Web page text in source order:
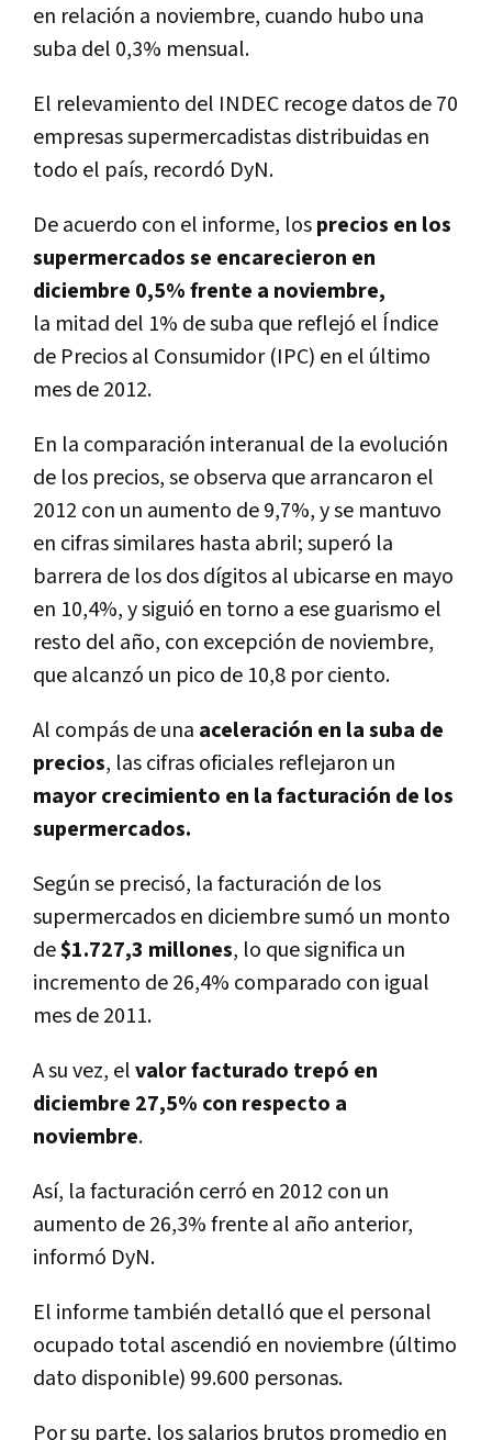
en relación a noviembre, cuando hubo una
suba del 0,3% mensual.
El relevamiento del INDEC recoge datos de 70
empresas supermercadistas distribuidas en
todo el país, recordó DyN.
De acuerdo con el informe, losprecios en los
supermercados se encarecieron en
diciembre 0,5% frente a noviembre,
la mitad del 1% de suba que reflejó el Índice
de Precios al Consumidor (IPC) en el último
mes de 2012.
En la comparación interanual de la evolución
de los precios, se observa que arrancaron el
2012 con un aumento de 9,7%, y se mantuvo
en cifras similares hasta abril; superó la
barrera de los dos dígitos al ubicarse en mayo
en 10,4%, y siguió en torno a ese guarismo el
resto del año, con excepción de noviembre,
que alcanzó un pico de 10,8 por ciento.
Al compás de una aceleración en la suba de
precios, las cifras oficiales reflejaron un
mayor crecimiento en la facturación de los
supermercados.
Según se precisó, la facturación de los
supermercados en diciembre sumó un monto
de$1.727,3 millones, lo que significa un
incremento de 26,4% comparado con igual
mes de 2011.
A su vez, elvalor facturado trepó en
diciembre 27,5% con respecto a
noviembre.
Así, la facturación cerró en 2012 con un
aumento de 26,3% frente al año anterior,
informó DyN.
El informe también detalló que el personal
ocupado total ascendió en noviembre (último
dato disponible) 99.600 personas.
Por su parte, los salarios brutos promedio en